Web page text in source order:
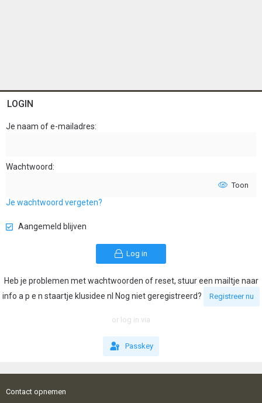
LOGIN
Je naam of e-mailadres
Wachtwoord
Toon
Je wachtwoord vergeten?
Aangemeld blijven
Log in
Heb je problemen met wachtwoorden of reset, stuur een mailtje naar
info a p e n staartje klusidee nl Nog niet geregistreerd?
Registreer nu
or log in via
Passkey
Contact opnemen